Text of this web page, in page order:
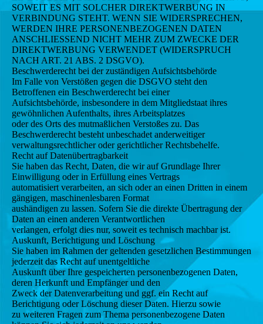
SOWEIT ES MIT SOLCHER DIREKTWERBUNG IN
VERBINDUNG STEHT. WENN SIE WIDERSPRECHEN,
WERDEN IHRE PERSONENBEZOGENEN DATEN
ANSCHLIESSEND NICHT MEHR ZUM ZWECKE DER
DIREKTWERBUNG VERWENDET (WIDERSPRUCH
NACH ART. 21 ABS. 2 DSGVO).
Beschwerderecht bei der zuständigen Aufsichtsbehörde
Im Falle von Verstößen gegen die DSGVO steht den
Betroffenen ein Beschwerderecht bei einer
Aufsichtsbehörde, insbesondere in dem Mitgliedstaat ihres
gewöhnlichen Aufenthalts, ihres Arbeitsplatzes
oder des Orts des mutmaßlichen Verstoßes zu. Das
Beschwerderecht besteht unbeschadet anderweitiger
verwaltungsrechtlicher oder gerichtlicher Rechtsbehelfe.
Recht auf Datenübertragbarkeit
Sie haben das Recht, Daten, die wir auf Grundlage Ihrer
Einwilligung oder in Erfüllung eines Vertrags
automatisiert verarbeiten, an sich oder an einen Dritten in einem
gängigen, maschinenlesbaren Format
aushändigen zu lassen. Sofern Sie die direkte Übertragung der
Daten an einen anderen Verantwortlichen
verlangen, erfolgt dies nur, soweit es technisch machbar ist.
Auskunft, Berichtigung und Löschung
Sie haben im Rahmen der geltenden gesetzlichen Bestimmungen
jederzeit das Recht auf unentgeltliche
Auskunft über Ihre gespeicherten personenbezogenen Daten,
deren Herkunft und Empfänger und den
Zweck der Datenverarbeitung und ggf. ein Recht auf
Berichtigung oder Löschung dieser Daten. Hierzu sowie
zu weiteren Fragen zum Thema personenbezogene Daten